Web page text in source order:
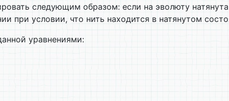
следующим образом: если на эволюту натянута
при условии, что нить находится в натянутом
уравнениями: